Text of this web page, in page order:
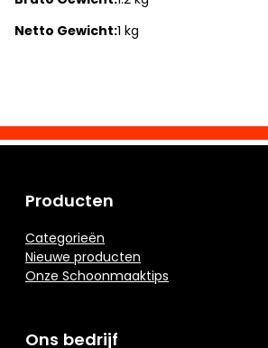
Netto Gewicht:1 kg
Producten
Categorieën
Nieuwe producten
Onze Schoonmaaktips
Ons bedrijf